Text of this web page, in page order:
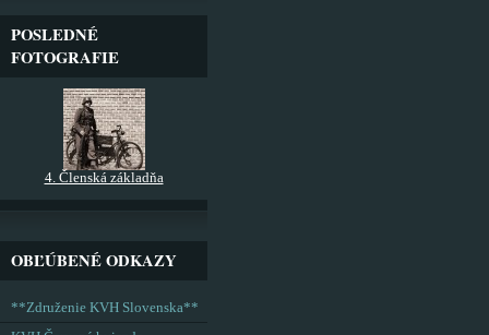
POSLEDNÉ
FOTOGRAFIE
4. Členská základňa
OBĽÚBENÉ ODKAZY
**Združenie KVH Slovenska**